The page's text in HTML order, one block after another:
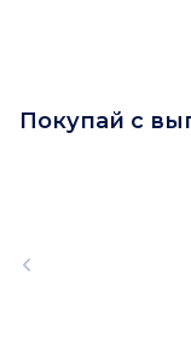
Покупай с